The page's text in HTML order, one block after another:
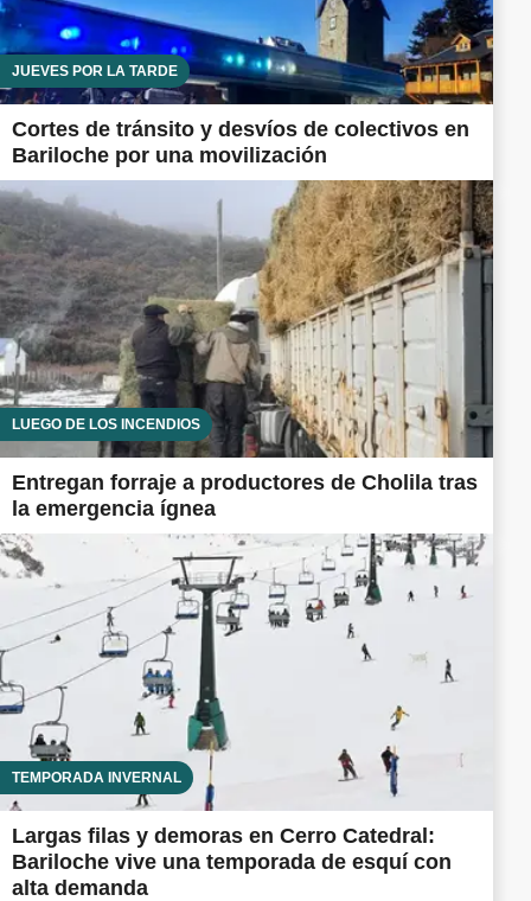
JUEVES POR LA TARDE
Cortes de tránsito y desvíos de colectivos en
Bariloche por una movilización
LUEGO DE LOS INCENDIOS
Entregan forraje a productores de Cholila tras
la emergencia ígnea
TEMPORADA INVERNAL
Largas filas y demoras en Cerro Catedral:
Bariloche vive una temporada de esquí con
alta demanda